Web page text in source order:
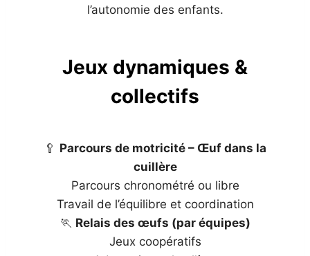
l’autonomie des enfants.
Jeux dynamiques &
collectifs
🥄 Parcours de motricité – Œuf dans la
cuillère
Parcours chronométré ou libre
Travail de l’équilibre et coordination
🏃 Relais des œufs (par équipes)
Jeux coopératifs